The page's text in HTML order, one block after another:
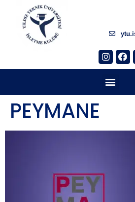
PEYMANE